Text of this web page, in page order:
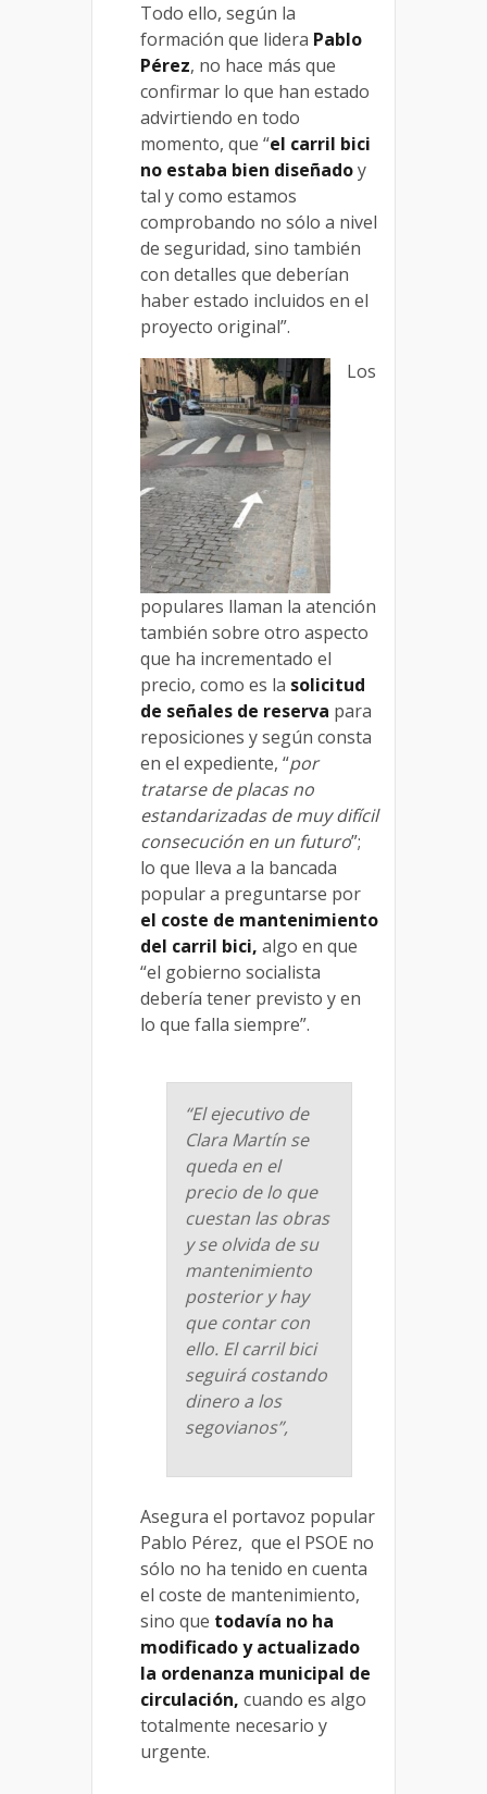
Todo ello, según la
formación que lidera Pablo
Pérez, no hace más que
confirmar lo que han estado
advirtiendo en todo
momento, que “el carril bici
no estaba bien diseñadoy
tal y como estamos
comprobando no sólo a nivel
de seguridad, sino también
con detalles que deberían
haber estado incluidos en el
proyecto original”.
Los
populares llaman la atención
también sobre otro aspecto
que ha incrementado el
precio, como es la solicitud
de señales de reserva para
reposiciones y según consta
en el expediente, “por
tratarse de placas no
estandarizadas de muy difícil
consecución en un futuro”;
lo que lleva a la bancada
popular a preguntarse por
el coste de mantenimiento
del carril bici, algo en que
“el gobierno socialista
debería tener previsto y en
lo que falla siempre”.
“El ejecutivo de
Clara Martín se
queda en el
precio de lo que
cuestan las obras
y se olvida de su
mantenimiento
posterior y hay
que contar con
ello. El carril bici
seguirá costando
dinero a los
segovianos”,
Asegura el portavoz popular
Pablo Pérez, que el PSOE no
sólo no ha tenido en cuenta
el coste de mantenimiento,
sino que todavía no ha
modificado y actualizado
la ordenanza municipal de
circulación, cuando es algo
totalmente necesario y
urgente.